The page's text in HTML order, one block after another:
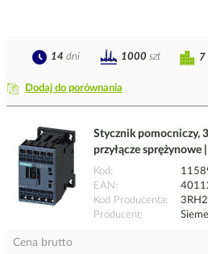
Dodaj do porównania
7
14 dni 1000 szt
Stycznik pomocniczy,
przyłącze
Kod
EAN
Kod Producenta
Producent
Cena brutto